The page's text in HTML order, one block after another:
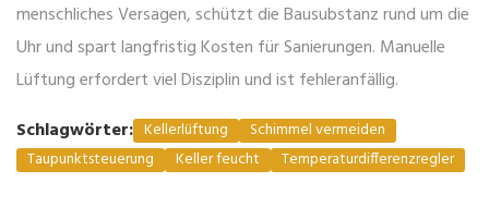
menschliches Versagen, schützt die Bausubstanz rund um die
Uhr und spart langfristig Kosten für Sanierungen. Manuelle
Lüftung erfordert viel Disziplin und ist fehleranfällig.
Schlagwörter: Kellerlüftung
Schimmel vermeiden
Taupunktsteuerung
Keller feucht Temperaturdifferenzregler